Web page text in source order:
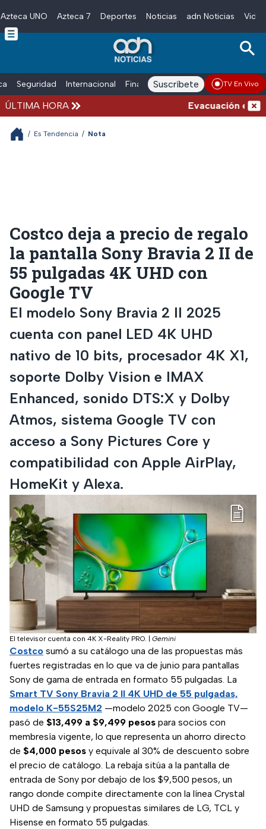
Skip to main content
Azteca UNO Azteca 7 Deportes Noticias adn Noticias
Seguridad Internacional Finanzas adn Noticias Radio
Suscríbete TV En Vivo
ÚLTIMA HORA Evacuación en la
/ Es Tendencia / Nota
Costco deja a precio de regalo
la pantalla Sony Bravia 2 II de
55 pulgadas 4K UHD con
Google TV
El modelo Sony Bravia 2 II 2025
cuenta con panel LED 4K UHD
nativo de 10 bits, procesador 4K X1,
soporte Dolby Vision e IMAX
Enhanced, sonido DTS:X y Dolby
Atmos, sistema Google TV con
acceso a Sony Pictures Core y
compatibilidad con Apple AirPlay,
HomeKit y Alexa.
El televisor cuenta con 4K X-Reality PRO. Gemini
Costco sumó a su catálogo una de las propuestas más
fuertes registradas en lo que va de junio para pantallas
Sony de gama de entrada en formato 55 pulgadas. La
Smart TV Sony Bravia 2 II 4K UHD de 55 pulgadas,
modelo K-55S25M2 —modelo 2025 con Google TV—
pasó de $13,499 a $9,499 pesos para socios con
membresía vigente, lo que representa un ahorro directo
de $4,000 pesos y equivale al 30% de descuento sobre
el precio de catálogo. La rebaja sitúa a la pantalla de
entrada de Sony por debajo de los $9,500 pesos, un
rango donde compite directamente con la línea Crystal
UHD de Samsung y propuestas similares de LG, TCL y
Hisense en formato 55 pulgadas.